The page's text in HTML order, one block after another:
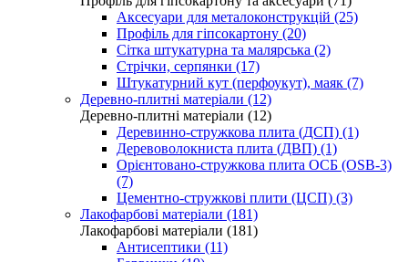
Аксесуари для металоконструкцій (25)
Профіль для гіпсокартону (20)
Сітка штукатурна та малярська (2)
Стрічки, серпянки (17)
Штукатурний кут (перфоукут), маяк (7)
Деревно-плитні матеріали (12)
Деревно-плитні матеріали (12)
Деревинно-стружкова плита (ДСП) (1)
Деревоволокниста плита (ДВП) (1)
Орієнтовано-стружкова плита ОСБ (OSB-3)
(7)
Цементно-стружкові плити (ЦСП) (3)
Лакофарбові матеріали (181)
Лакофарбові матеріали (181)
Антисептики (11)